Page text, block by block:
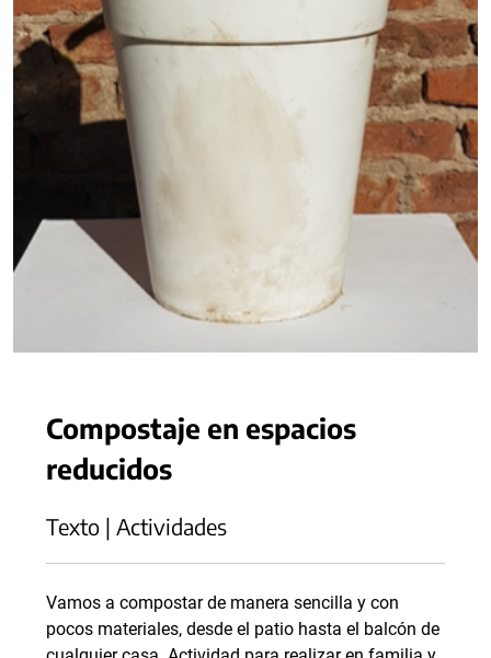
Compostaje en espacios
reducidos
Texto | Actividades
Vamos a compostar de manera sencilla y con
pocos materiales, desde el patio hasta el balcón de